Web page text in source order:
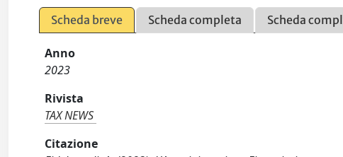
Scheda breve Scheda completa Scheda
Anno
2023
Rivista
TAX NEWS
Citazione